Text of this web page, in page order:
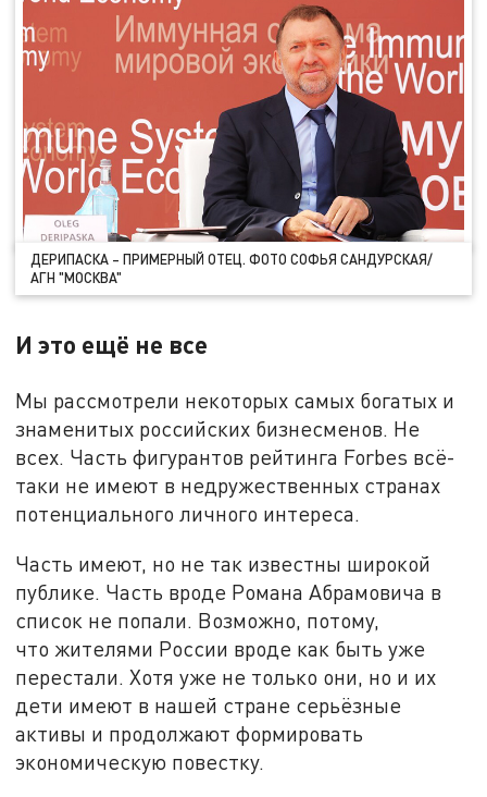
ДЕРИПАСКА – ПРИМЕРНЫЙ ОТЕЦ. ФОТО СОФЬЯ САНДУРСКАЯ/
АГН "МОСКВА"
И это ещё не все
Мы рассмотрели некоторых самых богатых и
знаменитых российских бизнесменов. Не
всех. Часть фигурантов рейтинга Forbes всё-
таки не имеют в недружественных странах
потенциального личного интереса.
Часть имеют, но не так известны широкой
публике. Часть вроде Романа Абрамовича в
список не попали. Возможно, потому,
что жителями России вроде как быть уже
перестали. Хотя уже не только они, но и их
дети имеют в нашей стране серьёзные
активы и продолжают формировать
экономическую повестку.